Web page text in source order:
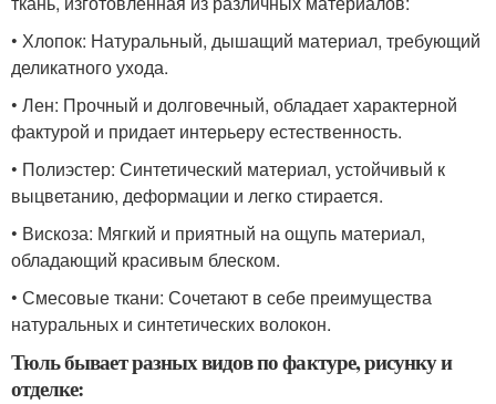
• Хлопок: Натуральный, дышащий материал, требующий
деликатного ухода.
• Лен: Прочный и долговечный, обладает характерной
фактурой и придает интерьеру естественность.
• Полиэстер: Синтетический материал, устойчивый к
выцветанию, деформации и легко стирается.
• Вискоза: Мягкий и приятный на ощупь материал,
обладающий красивым блеском.
• Смесовые ткани: Сочетают в себе преимущества
натуральных и синтетических волокон.
Тюль бывает разных видов по фактуре, рисунку и
отделке: